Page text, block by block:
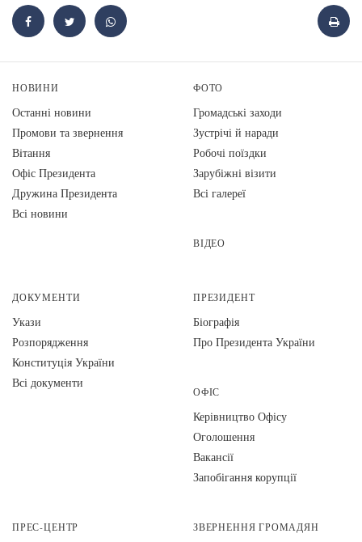
НОВИНИ
Останні новини
Промови та звернення
Вiтання
Офіс Президента
Дружина Президента
Всі новини
ФОТО
Громадські заходи
Зустрічі й наради
Робочі поїздки
Зарубіжні візити
Всі галереї
ВІДЕО
ДОКУМЕНТИ
Укази
Розпорядження
Конституція України
Всі документи
ПРЕЗИДЕНТ
Біографія
Про Президента України
ОФІС
Керівництво Офісу
Оголошення
Вакансії
Запобігання корупції
ПРЕС-ЦЕНТР ЗВЕРНЕННЯ ГРОМАДЯН